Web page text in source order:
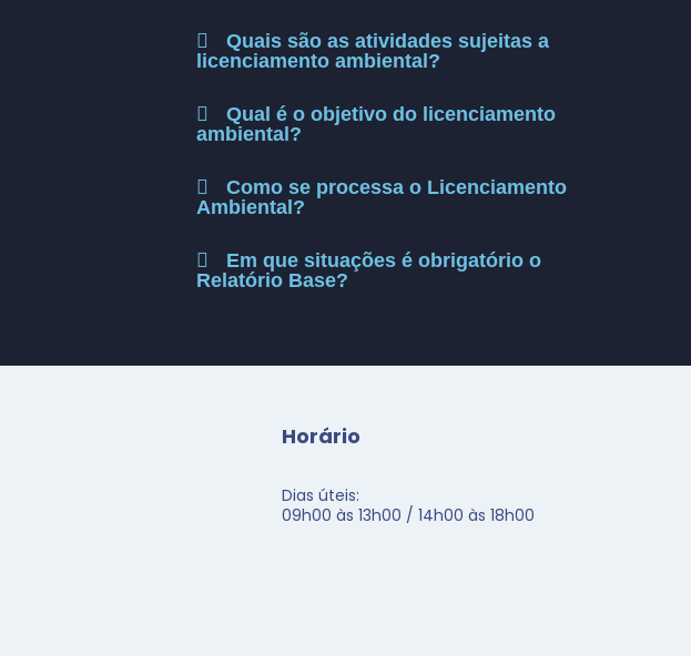
Quais são as atividades sujeitas a
licenciamento ambiental?
Qual é o objetivo do licenciamento
ambiental?
Como se processa o Licenciamento
Ambiental?
Em que situações é obrigatório o
Relatório Base?
Horário
Dias úteis:
09h00 às 13h00 / 14h00 às 18h00